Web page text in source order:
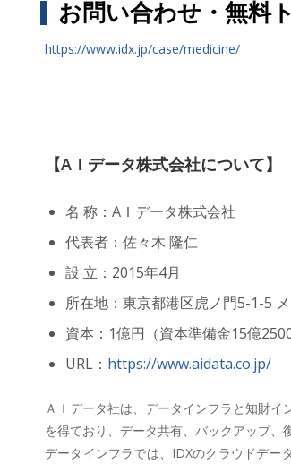
お問い合わせ・無料
https://www.idx.jp/case/medicine/
【AＩデータ株式会社について】
名 称：AＩデータ株式会社
代表者：佐々木 隆仁
設 立：2015年4月
所在地：東京都港区虎ノ門5-1-5
資本：1億円（資本準備金15億2500
URL： https://www.aidata.co.jp/
ＡＩデータ社は、データインフラと知財
を得ており、データ共有、バックアップ
データインフラでは、IDXのクラウドデー